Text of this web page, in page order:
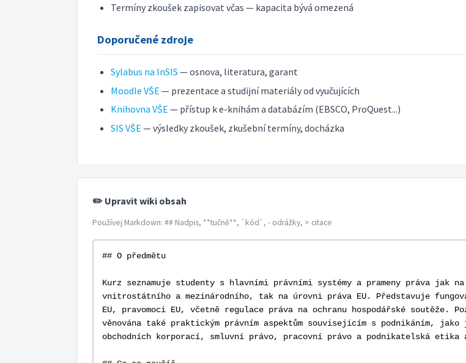
Termíny zkoušek zapisovat včas — kapacita bývá omezená
Doporučené zdroje
Sylabus na InSIS — osnova, literatura, garant
Moodle VŠE — prezentace a studijní materiály od vyučujících
Knihovna VŠE — přístup k e-knihám a databázím (EBSCO, ProQuest...)
SIS VŠE — výsledky zkoušek, zkušební termíny, docházka
✏️ Upravit wiki obsah
Používej Markdown: ## Nadpis, **tučně**, `kód`, - odrážky, > citace